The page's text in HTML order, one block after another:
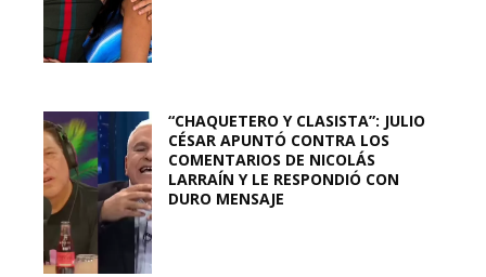
“CHAQUETERO Y CLASISTA”: JULIO
CÉSAR APUNTÓ CONTRA LOS
COMENTARIOS DE NICOLÁS
LARRAÍN Y LE RESPONDIÓ CON
DURO MENSAJE